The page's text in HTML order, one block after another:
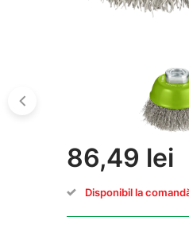
86,49 lei
Disponibil la